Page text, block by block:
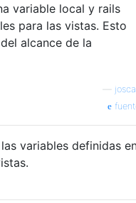
variable local y rails
para las vistas. Esto
alcance de la
variables definidas